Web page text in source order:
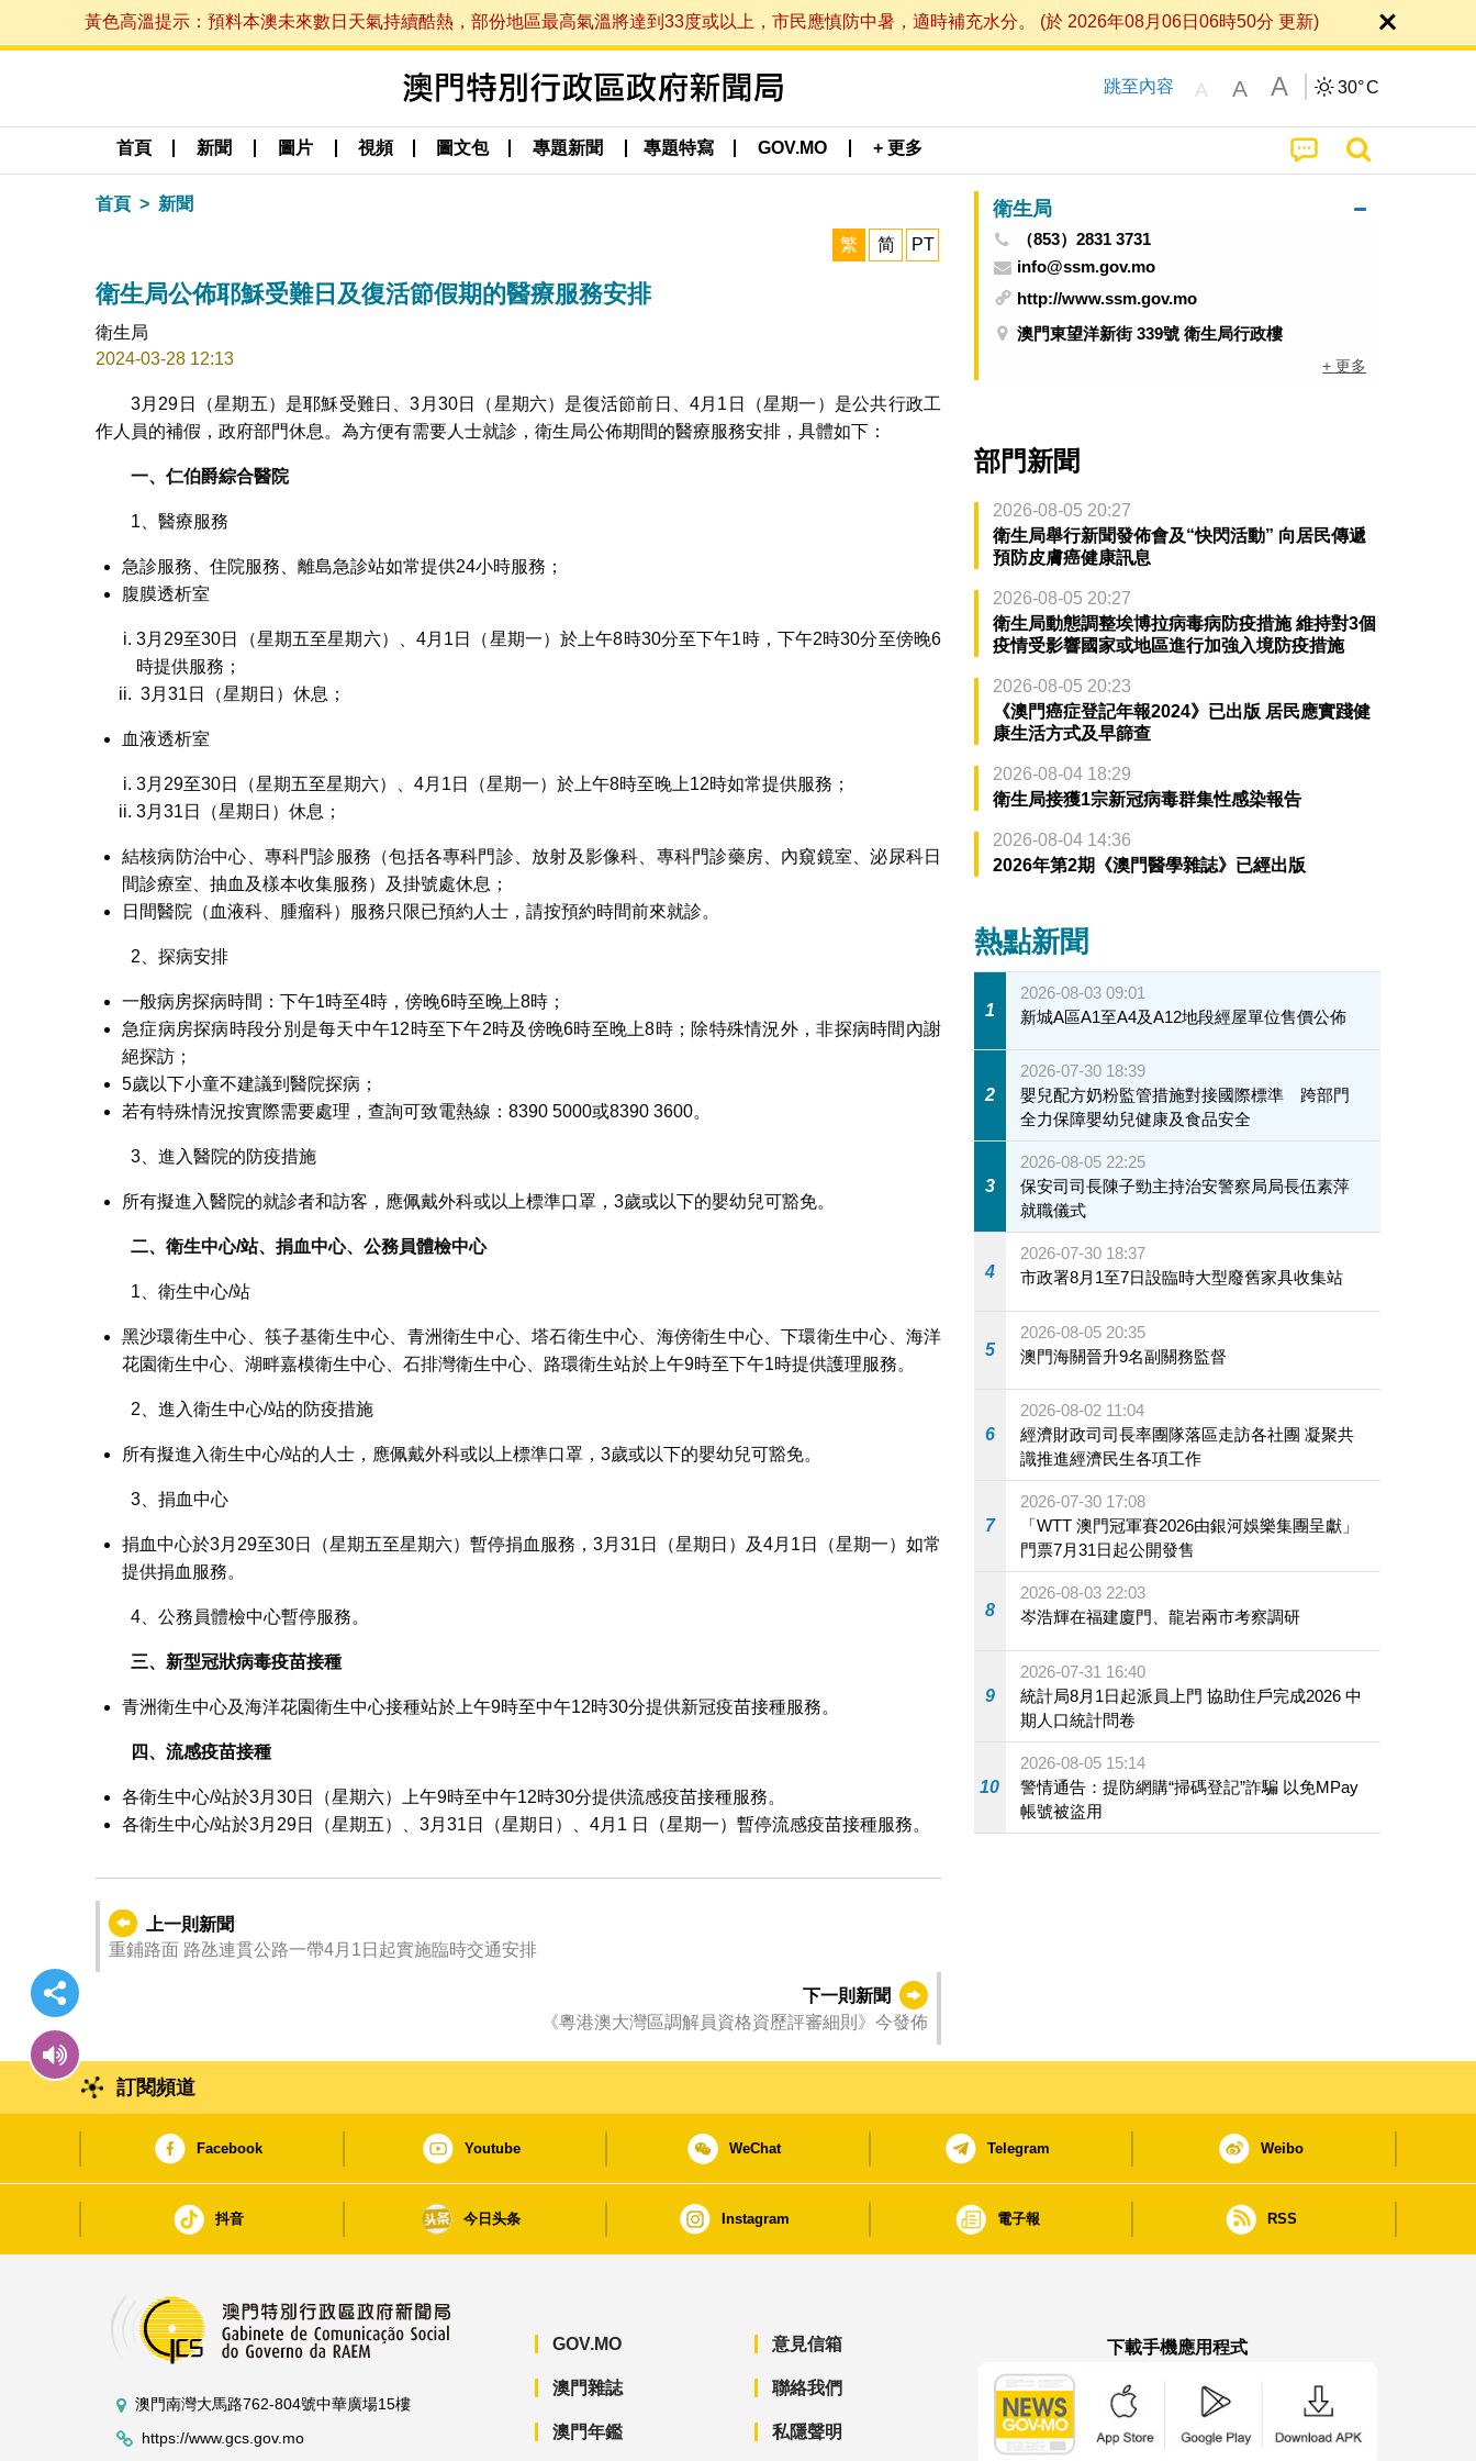
黃色高溫提示：預料本澳未來數日天氣持續酷熱，部份地區最高氣溫將達到33度或以上，市民應慎防中暑，適時補充水分。 (於 2026年08月06日06時50分 更新)
跳至內容 A A A 30°C
首頁 新聞 圖片 視頻 圖文包 專題新聞 專題特寫 GOV.MO + 更多
首頁 新聞
繁 简 PT
衛生局公佈耶穌受難日及復活節假期的醫療服務安排
衛生局
2024-03-28 12:13
3月29日（星期五）是耶穌受難日、3月30日（星期六）是復活節前日、4月1日（星期一）是公共行政工
作人員的補假，政府部門休息。為方便有需要人士就診，衛生局公佈期間的醫療服務安排，具體如下：
一、仁伯爵綜合醫院
1、醫療服務
急診服務、住院服務、離島急診站如常提供24小時服務；
腹膜透析室
3月29至30日（星期五至星期六）、4月1日（星期一）於上午8時30分至下午1時，下午2時30分至傍晚6
時提供服務；
3月31日（星期日）休息；
血液透析室
3月29至30日（星期五至星期六）、4月1日（星期一）於上午8時至晚上12時如常提供服務；
3月31日（星期日）休息；
結核病防治中心、專科門診服務（包括各專科門診、放射及影像科、專科門診藥房、內窺鏡室、泌尿科日
間診療室、抽血及樣本收集服務）及掛號處休息；
日間醫院（血液科、腫瘤科）服務只限已預約人士，請按預約時間前來就診。
2、探病安排
一般病房探病時間：下午1時至4時，傍晚6時至晚上8時；
急症病房探病時段分別是每天中午12時至下午2時及傍晚6時至晚上8時；除特殊情況外，非探病時間內謝
絕探訪；
5歲以下小童不建議到醫院探病；
若有特殊情況按實際需要處理，查詢可致電熱線：8390 5000或8390 3600。
3、進入醫院的防疫措施
所有擬進入醫院的就診者和訪客，應佩戴外科或以上標準口罩，3歲或以下的嬰幼兒可豁免。
二、衛生中心/站、捐血中心、公務員體檢中心
1、衛生中心/站
黑沙環衛生中心、筷子基衛生中心、青洲衛生中心、塔石衛生中心、海傍衛生中心、下環衛生中心、海洋
花園衛生中心、湖畔嘉模衛生中心、石排灣衛生中心、路環衛生站於上午9時至下午1時提供護理服務。
2、進入衛生中心/站的防疫措施
所有擬進入衛生中心/站的人士，應佩戴外科或以上標準口罩，3歲或以下的嬰幼兒可豁免。
3、捐血中心
捐血中心於3月29至30日（星期五至星期六）暫停捐血服務，3月31日（星期日）及4月1日（星期一）如常
提供捐血服務。
4、公務員體檢中心暫停服務。
三、新型冠狀病毒疫苗接種
青洲衛生中心及海洋花園衛生中心接種站於上午9時至中午12時30分提供新冠疫苗接種服務。
四、流感疫苗接種
各衛生中心/站於3月30日（星期六）上午9時至中午12時30分提供流感疫苗接種服務。
各衛生中心/站於3月29日（星期五）、3月31日（星期日）、4月1 日（星期一）暫停流感疫苗接種服務。
上一則新聞
重鋪路面 路氹連貫公路一帶4月1日起實施臨時交通安排
下一則新聞
《粵港澳大灣區調解員資格資歷評審細則》今發佈
衛生局
（853）2831 3731
info@ssm.gov.mo
http://www.ssm.gov.mo
澳門東望洋新街 339號 衛生局行政樓
+ 更多
部門新聞
2026-08-05 20:27
衛生局舉行新聞發佈會及“快閃活動” 向居民傳遞
預防皮膚癌健康訊息
2026-08-05 20:27
衛生局動態調整埃博拉病毒病防疫措施 維持對3個
疫情受影響國家或地區進行加強入境防疫措施
2026-08-05 20:23
《澳門癌症登記年報2024》已出版 居民應實踐健
康生活方式及早篩查
2026-08-04 18:29
衛生局接獲1宗新冠病毒群集性感染報告
2026-08-04 14:36
2026年第2期《澳門醫學雜誌》已經出版
熱點新聞
1
2026-08-03 09:01
新城A區A1至A4及A12地段經屋單位售價公佈
2
2026-07-30 18:39
嬰兒配方奶粉監管措施對接國際標準 跨部門
全力保障嬰幼兒健康及食品安全
3
2026-08-05 22:25
保安司司長陳子勁主持治安警察局局長伍素萍
就職儀式
4
2026-07-30 18:37
市政署8月1至7日設臨時大型廢舊家具收集站
5
2026-08-05 20:35
澳門海關晉升9名副關務監督
6
2026-08-02 11:04
經濟財政司司長率團隊落區走訪各社團 凝聚共
識推進經濟民生各項工作
7
2026-07-30 17:08
「WTT 澳門冠軍賽2026由銀河娛樂集團呈獻」
門票7月31日起公開發售
8
2026-08-03 22:03
岑浩輝在福建廈門、龍岩兩市考察調研
9
2026-07-31 16:40
統計局8月1日起派員上門 協助住戶完成2026 中
期人口統計問卷
10
2026-08-05 15:14
警情通告：提防網購“掃碼登記”詐騙 以免MPay
帳號被盜用
訂閱頻道
Facebook Youtube WeChat Telegram Weibo
抖音 今日头条 Instagram 電子報 RSS
澳門南灣大馬路762-804號中華廣場15樓
https://www.gcs.gov.mo
GOV.MO
澳門雜誌
澳門年鑑
意見信箱
聯絡我們
私隱聲明
下載手機應用程式